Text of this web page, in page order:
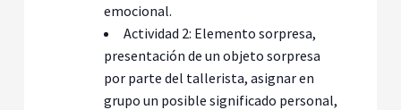
emocional.
Actividad 2: Elemento sorpresa,
presentación de un objeto sorpresa
por parte del tallerista, asignar en
grupo un posible significado personal,